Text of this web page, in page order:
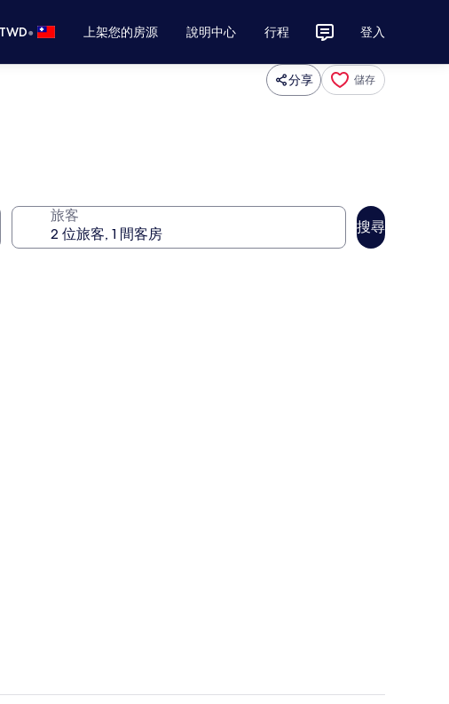
TWD• 上架您的房源 說明中心 行程 登入
分享 儲存
旅客
搜尋